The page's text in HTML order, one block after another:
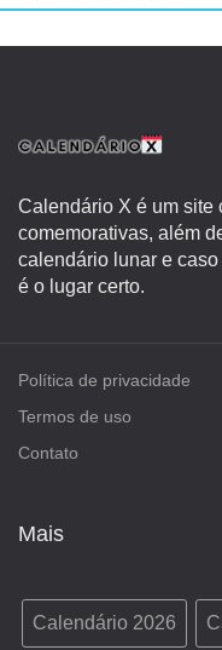
Calendário X é um site
comemorativas, além
calendário lunar e
é o lugar certo.
Política de privacidade
Termos de uso
Contato
Mais
Calendário 2026